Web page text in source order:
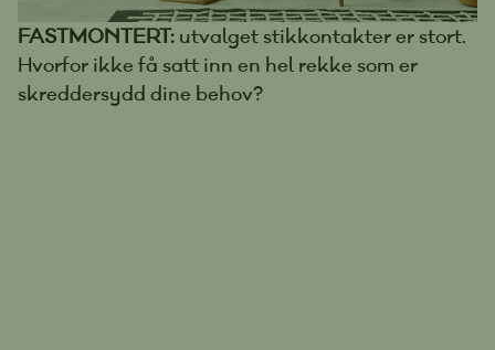
FASTMONTERT: utvalget stikkontakter er stort.
Hvorfor ikke få satt inn en hel rekke som er
skreddersydd dine behov?